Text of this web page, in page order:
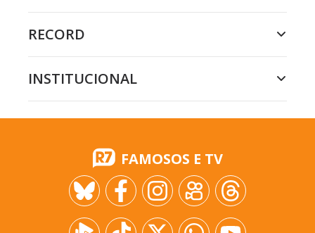
RECORD
INSTITUCIONAL
FAMOSOS E TV